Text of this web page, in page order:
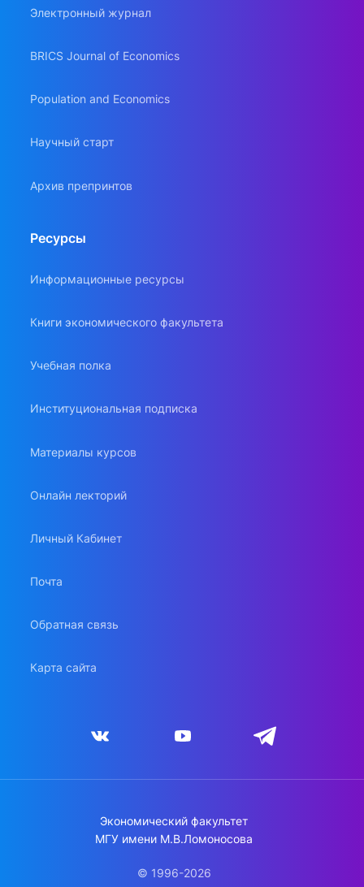
Электронный журнал
BRICS Journal of Economics
Population and Economics
Научный старт
Архив препринтов
Ресурсы
Информационные ресурсы
Книги экономического факультета
Учебная полка
Институциональная подписка
Материалы курсов
Онлайн лекторий
Личный Кабинет
Почта
Обратная связь
Карта сайта
Экономический факультет
МГУ имени М.В.Ломоносова
© 1996-2026